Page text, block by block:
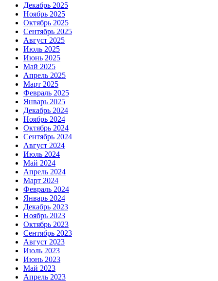
Декабрь 2025
Ноябрь 2025
Октябрь 2025
Сентябрь 2025
Август 2025
Июль 2025
Июнь 2025
Май 2025
Апрель 2025
Март 2025
Февраль 2025
Январь 2025
Декабрь 2024
Ноябрь 2024
Октябрь 2024
Сентябрь 2024
Август 2024
Июль 2024
Май 2024
Апрель 2024
Март 2024
Февраль 2024
Январь 2024
Декабрь 2023
Ноябрь 2023
Октябрь 2023
Сентябрь 2023
Август 2023
Июль 2023
Июнь 2023
Май 2023
Апрель 2023